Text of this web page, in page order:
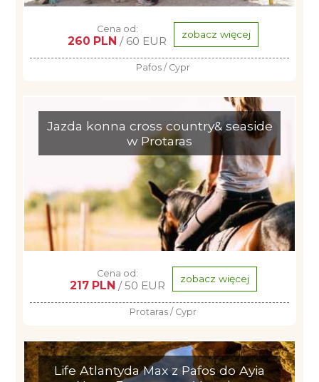
Cena od:
260 PLN / 60 EUR zobacz więcej
Pafos / Cypr
Jazda konna cross country& seaside
w Protaras
Cena od:
217 PLN / 50 EUR zobacz więcej
Protaras / Cypr
Life Atlantyda Max z Pafos do Ayia